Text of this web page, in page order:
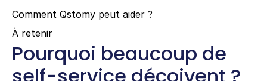
Comment Qstomy peut aider ?
À retenir
Pourquoi beaucoup de